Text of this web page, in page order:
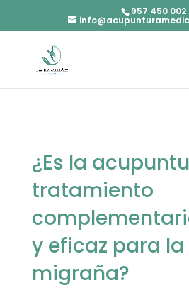
957 450 002
¿Es la
tratamiento
y eficaz para la
migraña?